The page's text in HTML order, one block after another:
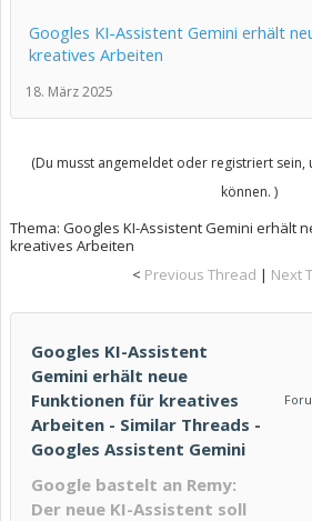
Googles KI-Assistent Gemini erhält
kreatives Arbeiten
18. März 2025
(Du musst angemeldet oder registriert sein,
können. )
Thema: Googles KI-Assistent Gemini erhält
kreatives Arbeiten
< Previous Thread | Next
Googles KI-Assistent
Gemini erhält neue
Funktionen für kreatives
Arbeiten - Similar Threads -
Googles Assistent Gemini
Google bastelt an Remy:
Der neue KI-Assistent soll